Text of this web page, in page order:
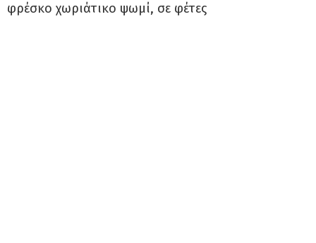
φρέσκο χωριάτικο ψωμί, σε φέτες